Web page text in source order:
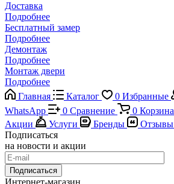
Доставка
Подробнее
Бесплатный замер
Подробнее
Демонтаж
Подробнее
Монтаж двери
Подробнее
Главная
Каталог 0 Избранные
WhatsApp
0 Сравнение 0 Корзина
Акции
Услуги Бренды Отзывы
Подписаться
на новости и акции
Подписаться